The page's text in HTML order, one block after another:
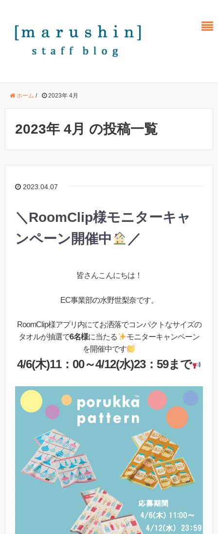
ホーム / 2023年 4月
2023年 4月 の投稿一覧
2023.04.07
＼RoomClip様モニターキャ
ンペーン開催中
／
皆さんこんにちは！
EC事業部の水野世梨奈です。
RoomClip様アプリ内にてお洒落でコンパクトなサイズの
タオルが抽選で6名様に当たる
モニターキャンペーン
を開催中です
4/6(木)11：00～4/12(水)23：59まで